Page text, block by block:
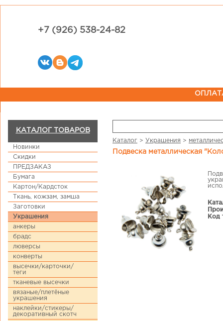
+7 (926) 538-24-82
КАТАЛОГ ТОВАРОВ
Новинки
Скидки
ПРЕДЗАКАЗ
Бумага
Картон/Кардсток
Ткань, кожзам, замша
Заготовки
Украшения
анкеры
брадс
люверсы
конверты
высечки/карточки/
теги
тканевые высечки
вязаные/плетёные
украшения
наклейки/стикеры/
декоративный скотч
Каталог > Украшения >
Подвеска металлическая
Код